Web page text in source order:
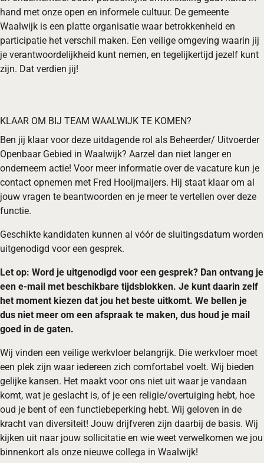
hand met onze open en informele cultuur. De gemeente
Waalwijk is een platte organi­satie waar betrokkenheid en
participatie het verschil maken. Een veilige omgeving waarin jij
je verantwoordelijkheid kunt nemen, en tegelijkertijd jezelf kunt
zijn. Dat verdien jij!
KLAAR OM BIJ TEAM WAALWIJK TE KOMEN?
Ben jij klaar voor deze uitdagende rol als Beheerder/ Uitvoerder
Openbaar Gebied in Waalwijk? Aarzel dan niet langer en
onderneem actie! Voor meer informatie over de vacature kun je
contact opnemen met Fred Hooijmaijers. Hij staat klaar om al
jouw vragen te beantwoorden en je meer te vertellen over deze
functie.
Geschikte kandidaten kunnen al vóór de sluitingsdatum worden
uitgenodigd voor een gesprek.
Let op: Word je uitgenodigd voor een gesprek? Dan ontvang je
een e-mail met beschikbare tijdsblokken. Je kunt daarin zelf
het moment kiezen dat jou het beste uitkomt. We bellen je
dus niet meer om een afspraak te maken, dus houd je mail
goed in de gaten.
Wij vinden een veilige werkvloer belangrijk. Die werkvloer moet
een plek zijn waar iedereen zich comfortabel voelt. Wij bieden
gelijke kansen. Het maakt voor ons niet uit waar je vandaan
komt, wat je geslacht is, of je een religie/overtuiging hebt, hoe
oud je bent of een functiebeperking hebt. Wij geloven in de
kracht van diversiteit! Jouw drijfveren zijn daarbij de basis. Wij
kijken uit naar jouw sollicitatie en wie weet verwelkomen we jou
binnenkort als onze nieuwe collega in Waalwijk!